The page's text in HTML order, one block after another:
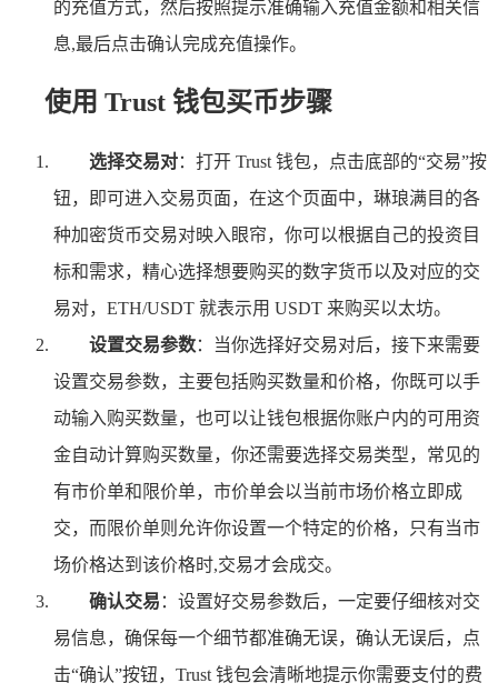
的充值方式，然后按照提示准确输入充值金额和相关信
息,最后点击确认完成充值操作。
使用 Trust 钱包买币步骤
选择交易对：打开 Trust 钱包，点击底部的“交易”按
钮，即可进入交易页面，在这个页面中，琳琅满目的各
种加密货币交易对映入眼帘，你可以根据自己的投资目
标和需求，精心选择想要购买的数字货币以及对应的交
易对，ETH/USDT 就表示用 USDT 来购买以太坊。
设置交易参数：当你选择好交易对后，接下来需要
设置交易参数，主要包括购买数量和价格，你既可以手
动输入购买数量，也可以让钱包根据你账户内的可用资
金自动计算购买数量，你还需要选择交易类型，常见的
有市价单和限价单，市价单会以当前市场价格立即成
交，而限价单则允许你设置一个特定的价格，只有当市
场价格达到该价格时,交易才会成交。
确认交易 ：设置好交易参数后，一定要仔细核对交
易信息，确保每一个细节都准确无误，确认无误后，点
击“确认”按钮，Trust 钱包会清晰地提示你需要支付的费